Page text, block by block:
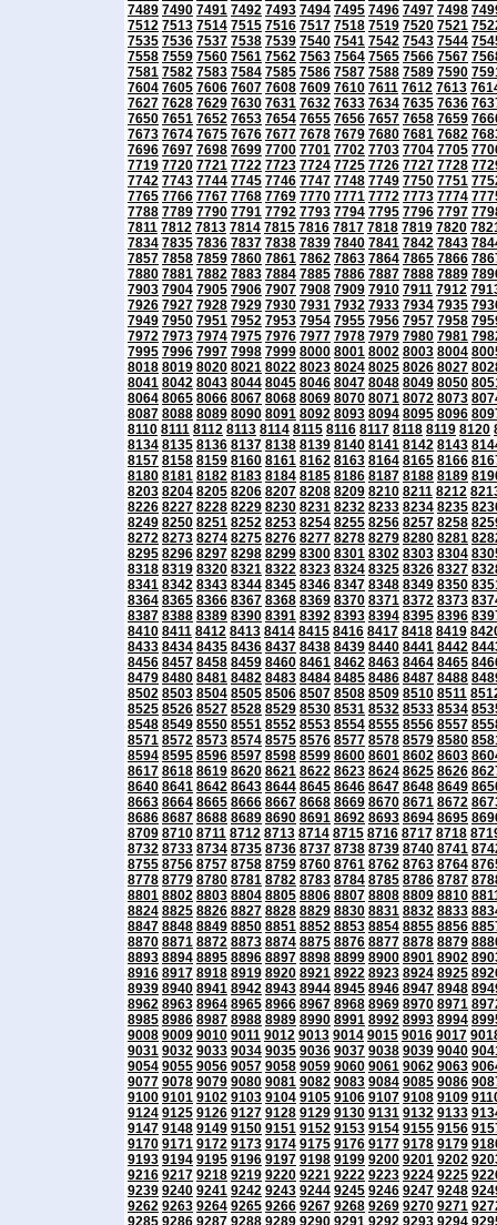
7489 7490 7491 7492 7493 7494 7495 7496 7497 7498
7512 7513 7514 7515 7516 7517 7518 7519 7520 7521
7535 7536 7537 7538 7539 7540 7541 7542 7543 7544
7558 7559 7560 7561 7562 7563 7564 7565 7566 7567
7581 7582 7583 7584 7585 7586 7587 7588 7589 7590
7604 7605 7606 7607 7608 7609 7610 7611 7612 7613
7627 7628 7629 7630 7631 7632 7633 7634 7635 7636
7650 7651 7652 7653 7654 7655 7656 7657 7658 7659
7673 7674 7675 7676 7677 7678 7679 7680 7681 7682
7696 7697 7698 7699 7700 7701 7702 7703 7704 7705
7719 7720 7721 7722 7723 7724 7725 7726 7727 7728
7742 7743 7744 7745 7746 7747 7748 7749 7750 7751
7765 7766 7767 7768 7769 7770 7771 7772 7773 7774
7788 7789 7790 7791 7792 7793 7794 7795 7796 7797
7811 7812 7813 7814 7815 7816 7817 7818 7819 7820
7834 7835 7836 7837 7838 7839 7840 7841 7842 7843
7857 7858 7859 7860 7861 7862 7863 7864 7865 7866
7880 7881 7882 7883 7884 7885 7886 7887 7888 7889
7903 7904 7905 7906 7907 7908 7909 7910 7911 7912
7926 7927 7928 7929 7930 7931 7932 7933 7934 7935
7949 7950 7951 7952 7953 7954 7955 7956 7957 7958
7972 7973 7974 7975 7976 7977 7978 7979 7980 7981
7995 7996 7997 7998 7999 8000 8001 8002 8003 8004
8018 8019 8020 8021 8022 8023 8024 8025 8026 8027
8041 8042 8043 8044 8045 8046 8047 8048 8049 8050
8064 8065 8066 8067 8068 8069 8070 8071 8072 8073
8087 8088 8089 8090 8091 8092 8093 8094 8095 8096
8110 8111 8112 8113 8114 8115 8116 8117 8118 8119 8120
8134 8135 8136 8137 8138 8139 8140 8141 8142 8143
8157 8158 8159 8160 8161 8162 8163 8164 8165 8166
8180 8181 8182 8183 8184 8185 8186 8187 8188 8189
8203 8204 8205 8206 8207 8208 8209 8210 8211 8212
8226 8227 8228 8229 8230 8231 8232 8233 8234 8235
8249 8250 8251 8252 8253 8254 8255 8256 8257 8258
8272 8273 8274 8275 8276 8277 8278 8279 8280 8281
8295 8296 8297 8298 8299 8300 8301 8302 8303 8304
8318 8319 8320 8321 8322 8323 8324 8325 8326 8327
8341 8342 8343 8344 8345 8346 8347 8348 8349 8350
8364 8365 8366 8367 8368 8369 8370 8371 8372 8373
8387 8388 8389 8390 8391 8392 8393 8394 8395 8396
8410 8411 8412 8413 8414 8415 8416 8417 8418 8419
8433 8434 8435 8436 8437 8438 8439 8440 8441 8442
8456 8457 8458 8459 8460 8461 8462 8463 8464 8465
8479 8480 8481 8482 8483 8484 8485 8486 8487 8488
8502 8503 8504 8505 8506 8507 8508 8509 8510 8511
8525 8526 8527 8528 8529 8530 8531 8532 8533 8534
8548 8549 8550 8551 8552 8553 8554 8555 8556 8557
8571 8572 8573 8574 8575 8576 8577 8578 8579 8580
8594 8595 8596 8597 8598 8599 8600 8601 8602 8603
8617 8618 8619 8620 8621 8622 8623 8624 8625 8626
8640 8641 8642 8643 8644 8645 8646 8647 8648 8649
8663 8664 8665 8666 8667 8668 8669 8670 8671 8672
8686 8687 8688 8689 8690 8691 8692 8693 8694 8695
8709 8710 8711 8712 8713 8714 8715 8716 8717 8718
8732 8733 8734 8735 8736 8737 8738 8739 8740 8741
8755 8756 8757 8758 8759 8760 8761 8762 8763 8764
8778 8779 8780 8781 8782 8783 8784 8785 8786 8787
8801 8802 8803 8804 8805 8806 8807 8808 8809 8810
8824 8825 8826 8827 8828 8829 8830 8831 8832 8833
8847 8848 8849 8850 8851 8852 8853 8854 8855 8856
8870 8871 8872 8873 8874 8875 8876 8877 8878 8879
8893 8894 8895 8896 8897 8898 8899 8900 8901 8902
8916 8917 8918 8919 8920 8921 8922 8923 8924 8925
8939 8940 8941 8942 8943 8944 8945 8946 8947 8948
8962 8963 8964 8965 8966 8967 8968 8969 8970 8971
8985 8986 8987 8988 8989 8990 8991 8992 8993 8994
9008 9009 9010 9011 9012 9013 9014 9015 9016 9017
9031 9032 9033 9034 9035 9036 9037 9038 9039 9040
9054 9055 9056 9057 9058 9059 9060 9061 9062 9063
9077 9078 9079 9080 9081 9082 9083 9084 9085 9086
9100 9101 9102 9103 9104 9105 9106 9107 9108 9109
9124 9125 9126 9127 9128 9129 9130 9131 9132 9133
9147 9148 9149 9150 9151 9152 9153 9154 9155 9156
9170 9171 9172 9173 9174 9175 9176 9177 9178 9179
9193 9194 9195 9196 9197 9198 9199 9200 9201 9202
9216 9217 9218 9219 9220 9221 9222 9223 9224 9225
9239 9240 9241 9242 9243 9244 9245 9246 9247 9248
9262 9263 9264 9265 9266 9267 9268 9269 9270 9271
9285 9286 9287 9288 9289 9290 9291 9292 9293 9294